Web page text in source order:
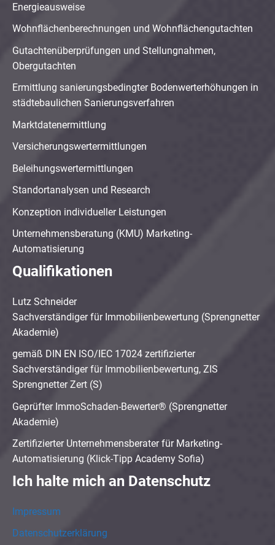
Energieausweise
Wohnflächenberechnungen und Wohnflächengutachten
Gutachtenüberprüfungen und Stellungnahmen,
Obergutachten
Ermittlung sanierungsbedingter Bodenwerterhöhungen in
städtebaulichen Sanierungsverfahren
Marktdatenermittlung
Versicherungswertermittlungen
Beleihungswertermittlungen
Standortanalysen und Research
Konzeption individueller Leistungen
Unternehmensberatung (KMU) Marketing-
Automatisierung
Qualifikationen
Lutz Schneider
Sachverständiger für Immobilienbewertung (Sprengnetter
Akademie)
gemäß DIN EN ISO/IEC 17024 zertifizierter
Sachverständiger für Immobilienbewertung, ZIS
Sprengnetter Zert (S)
Geprüfter ImmoSchaden-Bewerter® (Sprengnetter
Akademie)
Zertifizierter Unternehmensberater für Marketing-
Automatisierung (Klick-Tipp Academy Sofia)
Ich halte mich an Datenschutz
Impressum
Datenschutzerklärung